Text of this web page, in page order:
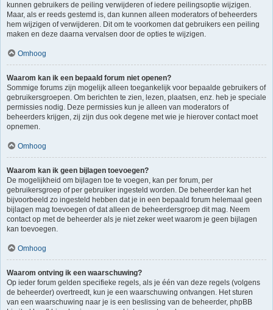
kunnen gebruikers de peiling verwijderen of iedere peilingsoptie wijzigen.
Maar, als er reeds gestemd is, dan kunnen alleen moderators of beheerders
hem wijzigen of verwijderen. Dit om te voorkomen dat gebruikers een peiling
maken en deze daarna vervalsen door de opties te wijzigen.
Omhoog
Waarom kan ik een bepaald forum niet openen?
Sommige forums zijn mogelijk alleen toegankelijk voor bepaalde gebruikers of
gebruikersgroepen. Om berichten te zien, lezen, plaatsen, enz. heb je speciale
permissies nodig. Deze permissies kun je alleen van moderators of
beheerders krijgen, zij zijn dus ook degene met wie je hierover contact moet
opnemen.
Omhoog
Waarom kan ik geen bijlagen toevoegen?
De mogelijkheid om bijlagen toe te voegen, kan per forum, per
gebruikersgroep of per gebruiker ingesteld worden. De beheerder kan het
bijvoorbeeld zo ingesteld hebben dat je in een bepaald forum helemaal geen
bijlagen mag toevoegen of dat alleen de beheerdersgroep dit mag. Neem
contact op met de beheerder als je niet zeker weet waarom je geen bijlagen
kan toevoegen.
Omhoog
Waarom ontving ik een waarschuwing?
Op ieder forum gelden specifieke regels, als je één van deze regels (volgens
de beheerder) overtreedt, kun je een waarschuwing ontvangen. Het sturen
van een waarschuwing naar je is een beslissing van de beheerder, phpBB